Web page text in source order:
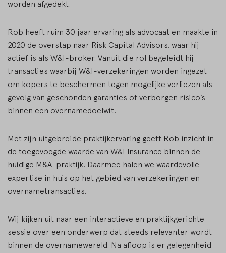
worden afgedekt.
Rob heeft ruim 30 jaar ervaring als advocaat en maakte in
2020 de overstap naar Risk Capital Advisors, waar hij
actief is als W&I-broker. Vanuit die rol begeleidt hij
transacties waarbij W&I-verzekeringen worden ingezet
om kopers te beschermen tegen mogelijke verliezen als
gevolg van geschonden garanties of verborgen risico’s
binnen een overnamedoelwit.
Met zijn uitgebreide praktijkervaring geeft Rob inzicht in
de toegevoegde waarde van W&I Insurance binnen de
huidige M&A-praktijk. Daarmee halen we waardevolle
expertise in huis op het gebied van verzekeringen en
overnametransacties.
Wij kijken uit naar een interactieve en praktijkgerichte
sessie over een onderwerp dat steeds relevanter wordt
binnen de overnamewereld. Na afloop is er gelegenheid